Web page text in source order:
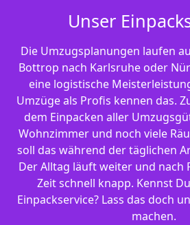
Unser
Die Umzugsplanungen laufen
Bottrop nach Karlsruhe oder
eine logistische
Umzüge als Profis kennen das.
dem Einpacken aller
Wohnzimmer und noch viele
soll das während der täglichen
Der Alltag läuft weiter und nach
Zeit schnell knapp. Kennst
Einpackservice? Lass das doch
machen.